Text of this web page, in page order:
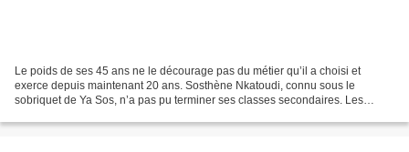
Le poids de ses 45 ans ne le décourage pas du métier qu’il a choisi et
exerce depuis maintenant 20 ans. Sosthène Nkatoudi, connu sous le
sobriquet de Ya Sos, n’a pas pu terminer ses classes secondaires. Les